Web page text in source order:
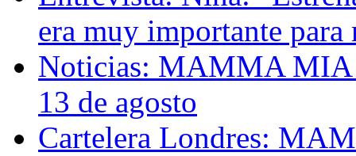
era muy importante para
Noticias: MAMMA
13 de agosto
Cartelera Londres: